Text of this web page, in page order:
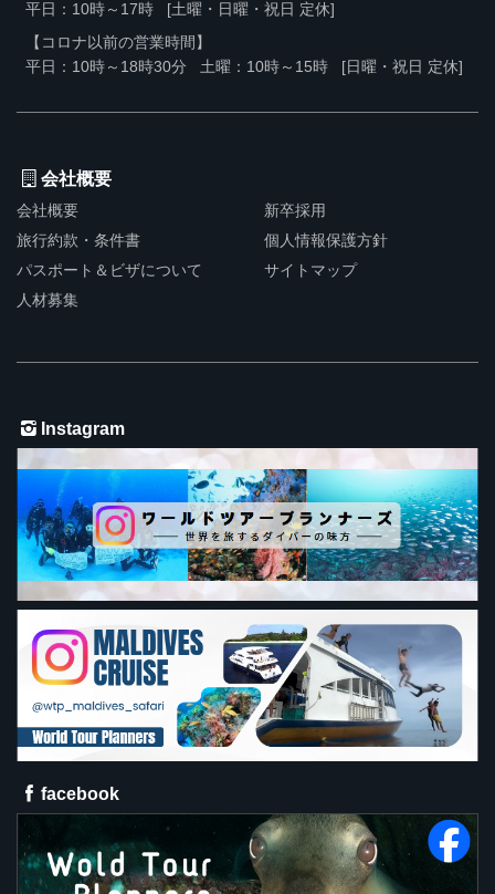
平日：10時～17時
[土曜・日曜・祝日 定休]
【コロナ以前の営業時間】
平日：10時～18時30分
土曜：10時～15時 [日曜・祝日 定休]
会社概要
会社概要
旅行約款・条件書
パスポート＆ビザについて
人材募集
新卒採用
個人情報保護方針
サイトマップ
Instagram
facebook